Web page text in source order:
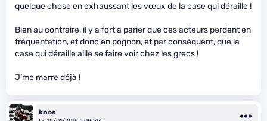
quelque chose en exhaussant les vœux de la case qui déraille !
Bien au contraire, il y a fort a parier que ces acteurs perdent en
fréquentation, et donc en pognon, et par conséquent, que la
case qui déraille aille se faire voir chez les grecs !
J’me marre déjà !
knos